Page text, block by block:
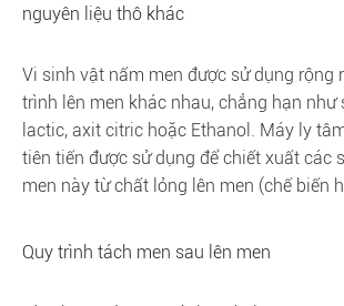
nguyên liệu thô khác
Vi sinh vật nấm men được sử dụng rộng
trình lên men khác nhau, chẳng hạn như
lactic, axit citric hoặc Ethanol. Máy ly
tiên tiến được sử dụng để chiết xuất các
men này từ chất lỏng lên men (chế biến
Quy trình tách men sau lên men